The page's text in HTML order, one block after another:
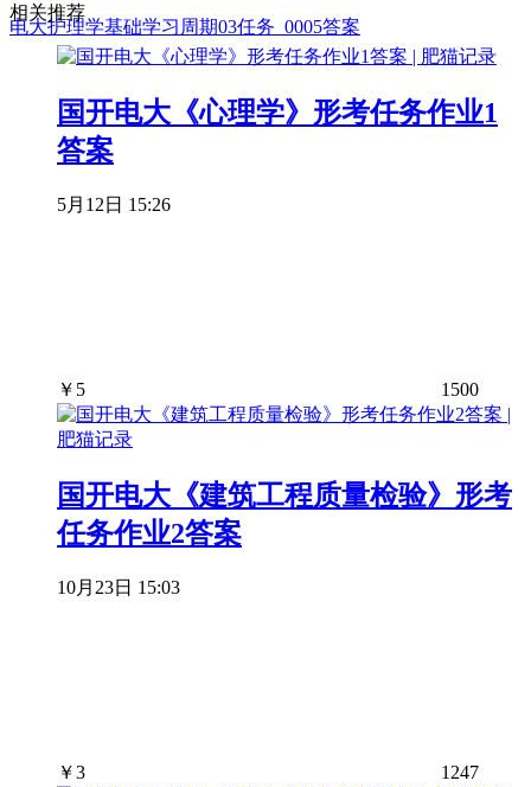
电大护理学基础学习周期03任务_0005答案
相关推荐
国开电大《心理学》形考任务作业1
答案
5月12日 15:26
￥ 5 1500
国开电大《建筑工程质量检验》形考
任务作业2答案
10月23日 15:03
￥3 1247